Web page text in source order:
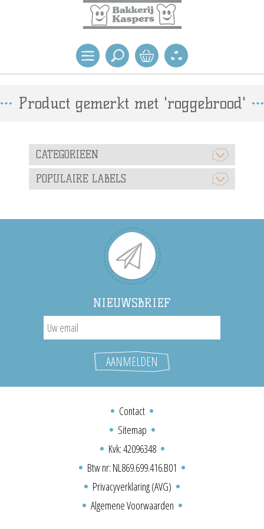
Product gemerkt met 'roggebrood'
CATEGORIEEN
POPULAIRE LABELS
NIEUWSBRIEF
Contact
Sitemap
Kvk: 42096348
Btw nr: NL869.699.416.B01
Privacyverklaring (AVG)
Algemene Voorwaarden